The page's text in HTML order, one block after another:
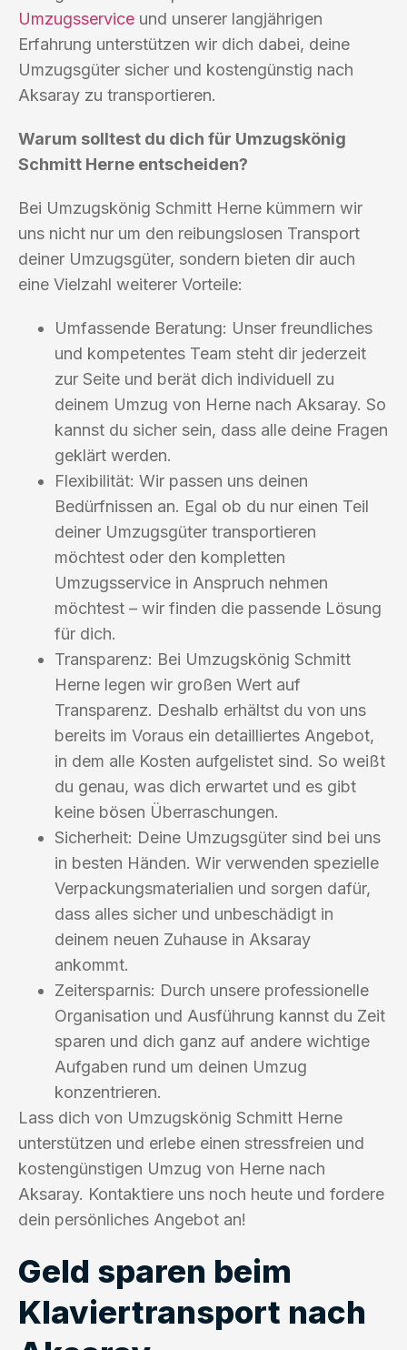
Umzugsservice und unserer langjährigen
Erfahrung unterstützen wir dich dabei, deine
Umzugsgüter sicher und kostengünstig nach
Aksaray zu transportieren.
Warum solltest du dich für Umzugskönig
Schmitt Herne entscheiden?
Bei Umzugskönig Schmitt Herne kümmern wir
uns nicht nur um den reibungslosen Transport
deiner Umzugsgüter, sondern bieten dir auch
eine Vielzahl weiterer Vorteile:
Umfassende Beratung: Unser freundliches
und kompetentes Team steht dir jederzeit
zur Seite und berät dich individuell zu
deinem Umzug von Herne nach Aksaray. So
kannst du sicher sein, dass alle deine Fragen
geklärt werden.
Flexibilität: Wir passen uns deinen
Bedürfnissen an. Egal ob du nur einen Teil
deiner Umzugsgüter transportieren
möchtest oder den kompletten
Umzugsservice in Anspruch nehmen
möchtest – wir finden die passende Lösung
für dich.
Transparenz: Bei Umzugskönig Schmitt
Herne legen wir großen Wert auf
Transparenz. Deshalb erhältst du von uns
bereits im Voraus ein detailliertes Angebot,
in dem alle Kosten aufgelistet sind. So weißt
du genau, was dich erwartet und es gibt
keine bösen Überraschungen.
Sicherheit: Deine Umzugsgüter sind bei uns
in besten Händen. Wir verwenden spezielle
Verpackungsmaterialien und sorgen dafür,
dass alles sicher und unbeschädigt in
deinem neuen Zuhause in Aksaray
ankommt.
Zeitersparnis: Durch unsere professionelle
Organisation und Ausführung kannst du Zeit
sparen und dich ganz auf andere wichtige
Aufgaben rund um deinen Umzug
konzentrieren.
Lass dich von Umzugskönig Schmitt Herne
unterstützen und erlebe einen stressfreien und
kostengünstigen Umzug von Herne nach
Aksaray. Kontaktiere uns noch heute und fordere
dein persönliches Angebot an!
Geld sparen beim
Klaviertransport nach